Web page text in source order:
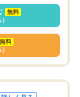
無料
無料